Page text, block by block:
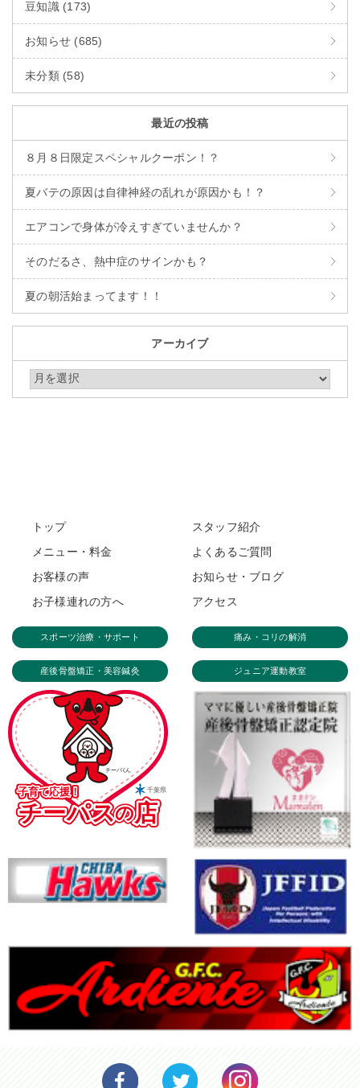
豆知識 (173)
お知らせ (685)
未分類 (58)
最近の投稿
８月８日限定スペシャルクーポン！？
夏バテの原因は自律神経の乱れが原因かも！？
エアコンで身体が冷えすぎていませんか？
そのだるさ、熱中症のサインかも？
夏の朝活始まってます！！
アーカイブ
アーカイブ
トップ
スタッフ紹介
メニュー・料金
よくあるご質問
お客様の声
お知らせ・ブログ
お子様連れの方へ
アクセス
スポーツ治療・サポート 痛み・コリの解消
産後骨盤矯正・美容鍼灸 ジュニア運動教室